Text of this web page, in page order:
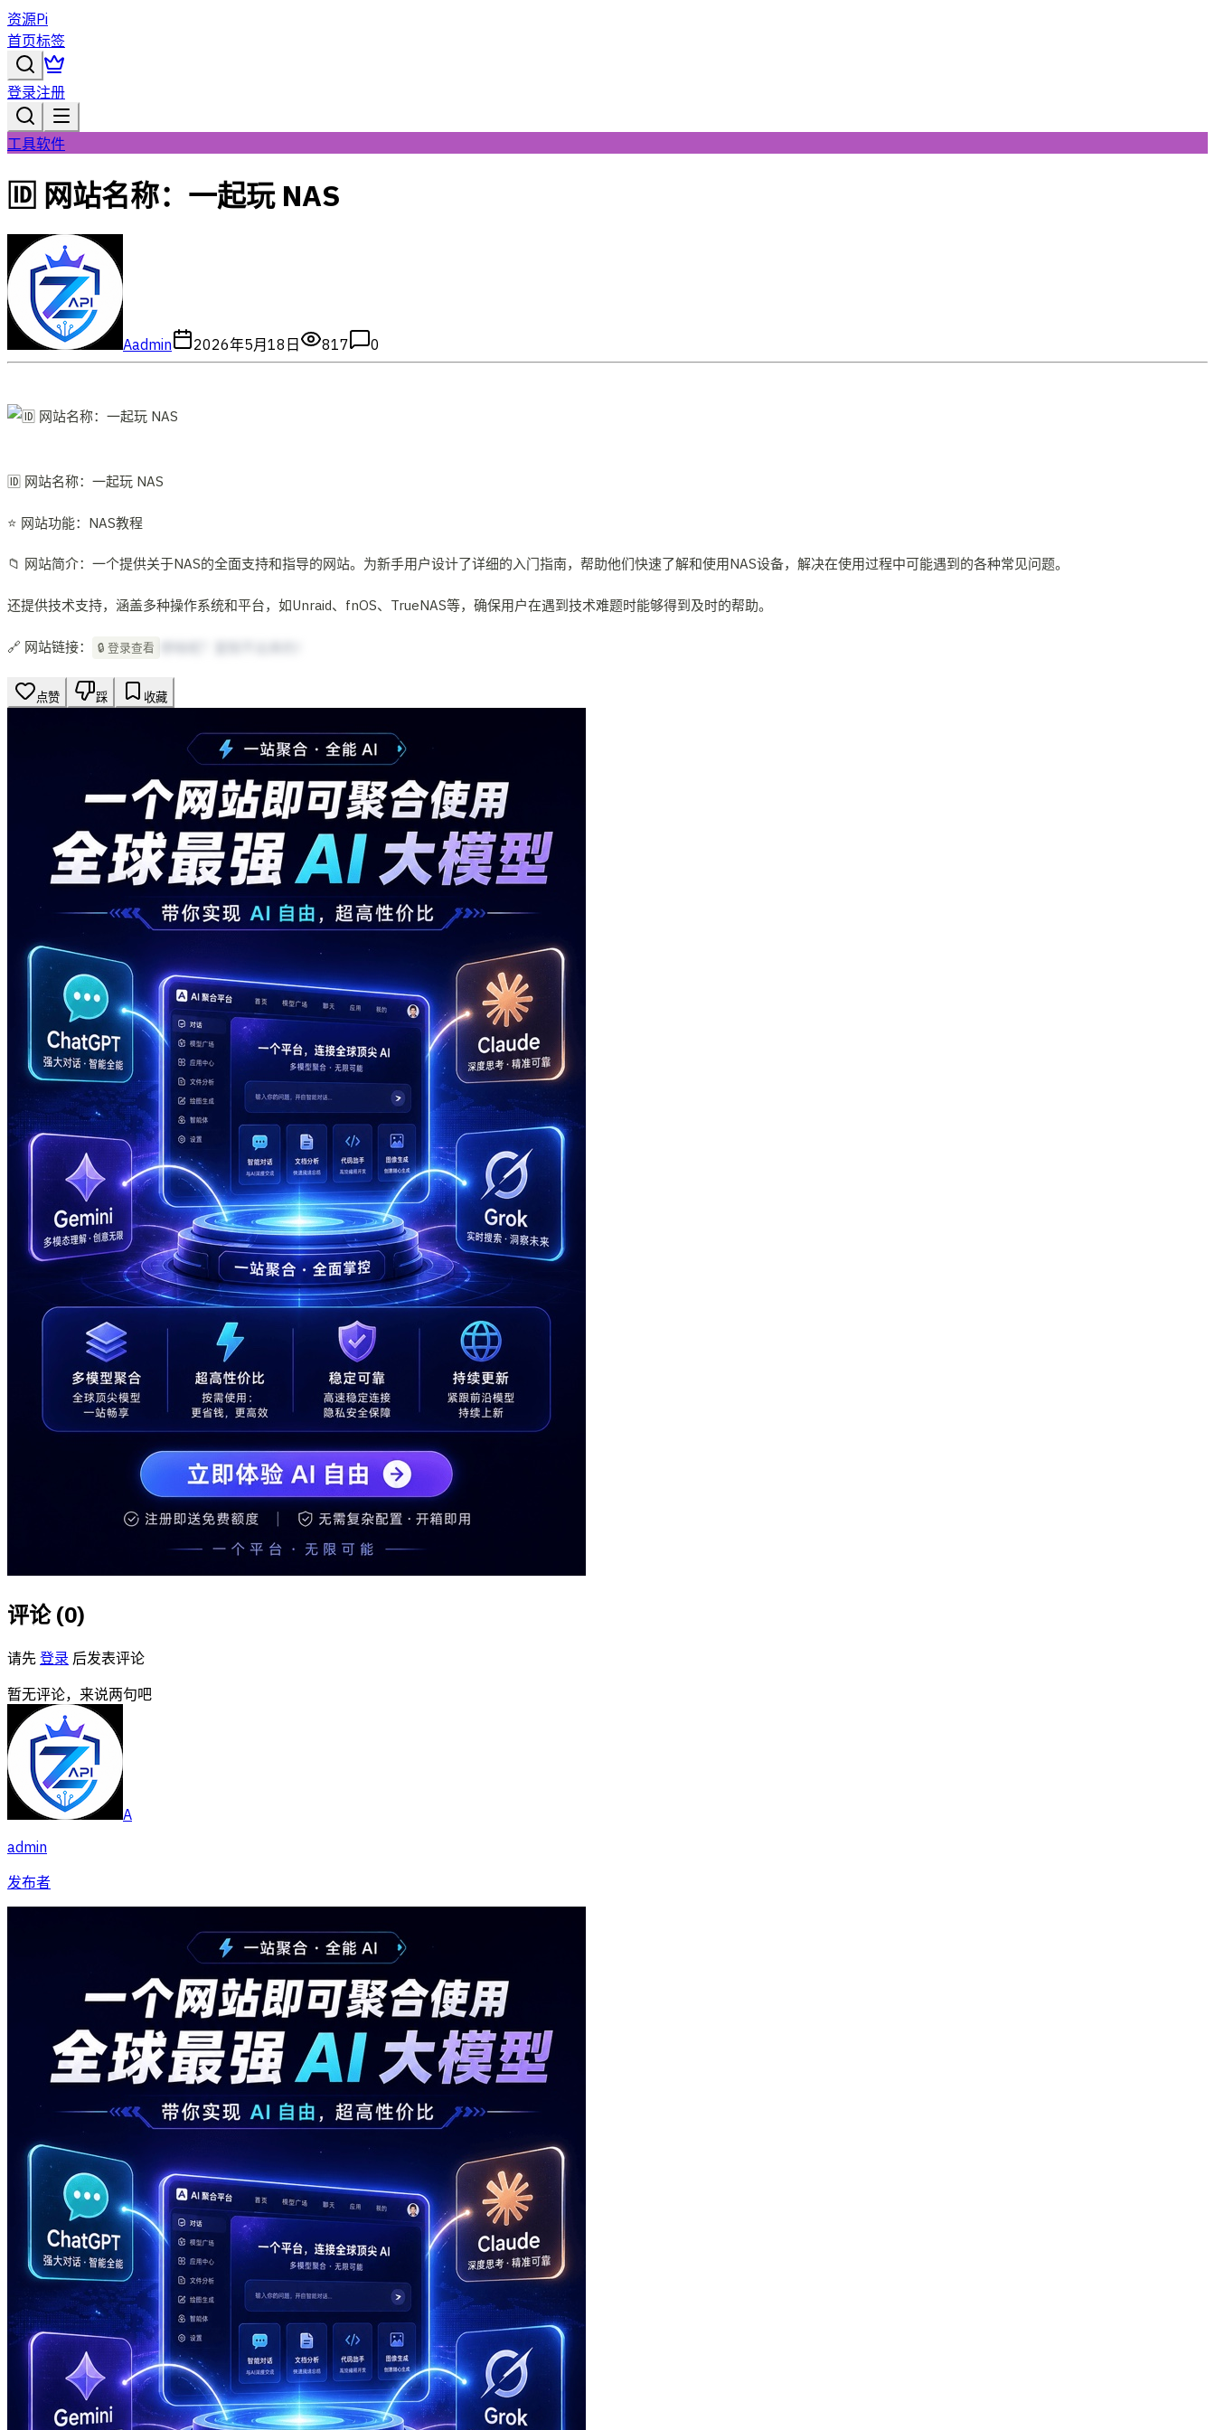
资源Pi
首页标签
登录注册
工具软件
🆔 网站名称：一起玩 NAS
Aadmin 2026年5月18日 817 0
🆔 网站名称：一起玩 NAS
⭐ 网站功能：NAS教程
📁 网站简介：一个提供关于NAS的全面支持和指导的网站。为新手用户设计了详细的入门指南，帮助他们快速了解和使用NAS设备，解决在使用过程中可能遇到的各种常见问题。
还提供技术支持，涵盖多种操作系统和平台，如Unraid、fnOS、TrueNAS等，确保用户在遇到技术难题时能够得到及时的帮助。
🔗 网站链接： 🔒 登录查看
点赞 踩 收藏
评论 (0)
请先 登录 后发表评论
暂无评论，来说两句吧
A
admin
发布者